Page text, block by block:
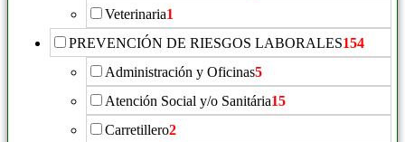
Veterinaria1
PREVENCIÓN DE RIESGOS LABORALES154
Administración y Oficinas5
Atención Social y/o Sanitária15
Carretillero2